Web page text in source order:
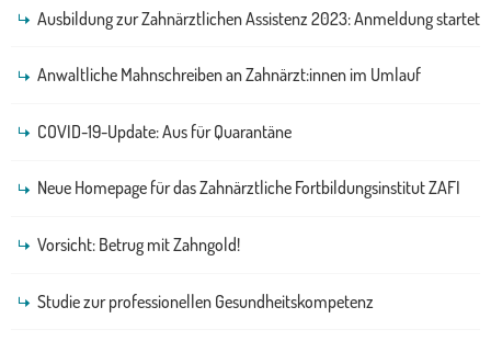
Ausbildung zur Zahnärztlichen Assistenz 2023: Anmeldung startet
Anwaltliche Mahnschreiben an Zahnärzt:innen im Umlauf
COVID-19-Update: Aus für Quarantäne
Neue Homepage für das Zahnärztliche Fortbildungsinstitut ZAFI
Vorsicht: Betrug mit Zahngold!
Studie zur professionellen Gesundheitskompetenz